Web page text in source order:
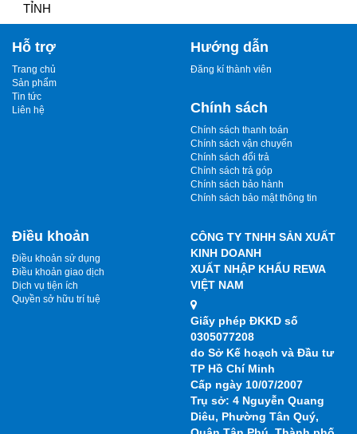
TỈNH
Hỗ trợ
Trang chủ
Sản phẩm
Tin tức
Liên hệ
Hướng dẫn
Đăng kí thành viên
Chính sách
Chính sách thanh toán
Chính sách vận chuyển
Chính sách đổi trả
Chính sách trả góp
Chính sách bảo hành
Chính sách bảo mật thông tin
Điều khoản
Điều khoản sử dụng
Điều khoản giao dịch
Dịch vụ tiện ích
Quyền sở hữu trí tuệ
CÔNG TY TNHH SẢN XUẤT
KINH DOANH
XUẤT NHẬP KHẨU REWA
VIỆT NAM
Giấy phép ĐKKD số
0305077208
do Sở Kế hoạch và Đầu tư
TP Hồ Chí Minh
Cấp ngày 10/07/2007
Trụ sở: 4 Nguyễn Quang
Diêu, Phường Tân Quý,